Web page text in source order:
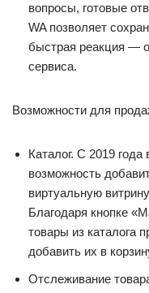
вопросы, готовые
WA позволяет
быстрая реакция —
сервиса.
Возможности для
Каталог. С 2019
возможность
виртуальную
Благодаря кнопке
товары из каталога
добавить их в
Отслеживание